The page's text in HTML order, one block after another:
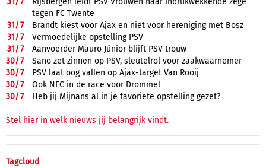
tegen FC Twente
31/7
Brandt kiest voor Ajax en niet voor hereniging met Bosz
31/7
Vermoedelijke opstelling PSV
31/7
Aanvoerder Mauro Júnior blijft PSV trouw
30/7
Sano zet zinnen op PSV, sleutelrol voor zaakwaarnemer
30/7
PSV laat oog vallen op Ajax-target Van Rooij
30/7
Ook NEC in de race voor Drommel
30/7 Heb jij Mijnans al in je favoriete opstelling gezet?
Stel hier in welk nieuws jij belangrijk vindt.
Tagcloud